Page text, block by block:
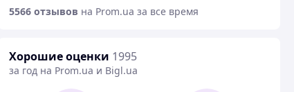
5566 отзывов на Prom.ua за все время
Хорошие оценки 1995
за год на Prom.ua и Bigl.ua